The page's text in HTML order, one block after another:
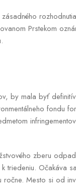
rozhodnutia
Prstekom
by mala byť
fondu
zberu
triedeniu. Očakáva
ročne. Mesto si od